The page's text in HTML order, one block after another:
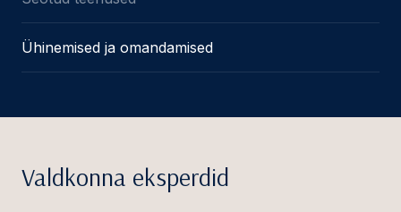
Ühinemised ja omandamised
Valdkonna eksperdid